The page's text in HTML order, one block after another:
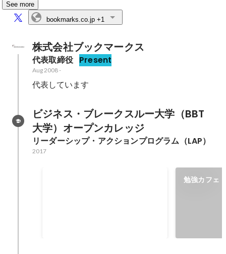
See more
bookmarks.co.jp +1
株式会社ブックマークス
代表取締役 Present
Aug 2008-
代表しています
ビジネス・ブレークスルー大学（BBT
大学）オープンカレッジ
リーダーシップ・アクションプログラム（LAP）
2017
勉強カフェ